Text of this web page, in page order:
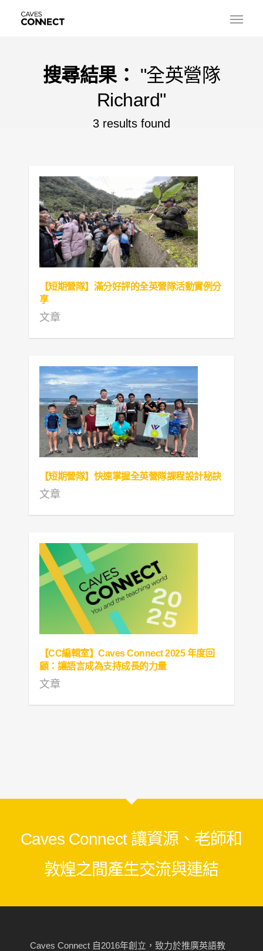
搜尋結果： "全英營隊
Richard"
3 results found
【短期營隊】滿分好評的全英營隊活動實例分
享
文章
【短期營隊】快速掌握全英營隊課程設計秘訣
文章
【CC編輯室】Caves Connect 2025 年度回
顧：讓語言成為支持成長的力量
文章
Caves Connect 讓資源、老師和
敦煌之間產生交流與連結
Caves Connect 自2016年創立，致力於推廣英語教